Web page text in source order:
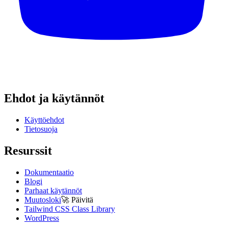
Ehdot ja käytännöt
Käyttöehdot
Tietosuoja
Resurssit
Dokumentaatio
Blogi
Parhaat käytännöt
Muutosloki🚀 Päivitä
Tailwind CSS Class Library
WordPress